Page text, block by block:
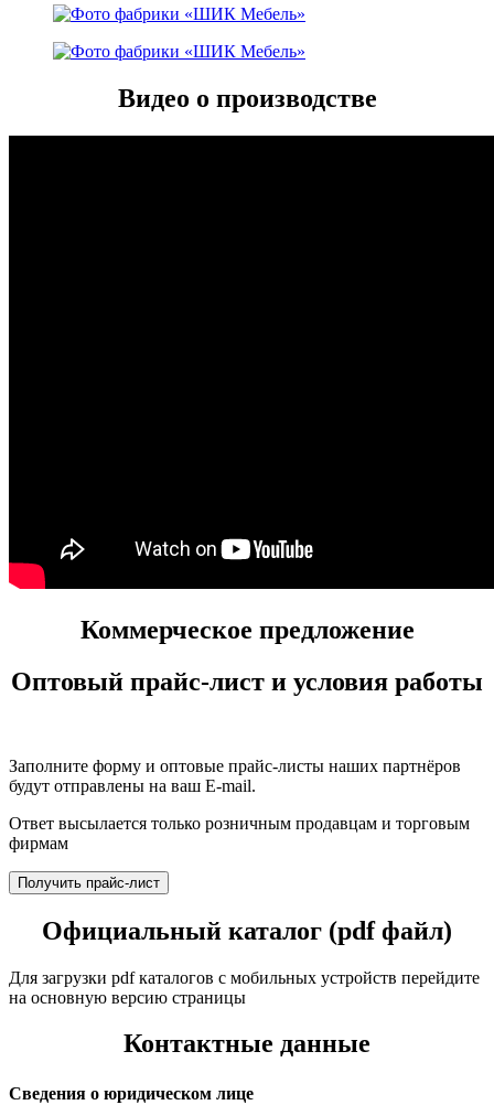
Видео о производстве
Коммерческое предложение
Оптовый прайс-лист и условия работы
Заполните форму и оптовые прайс-листы наших партнёров
будут отправлены на ваш E-mail.
Ответ высылается только розничным продавцам и торговым
фирмам
Получить прайс-лист
Официальный каталог (pdf файл)
Для загрузки pdf каталогов с мобильных устройств перейдите
на основную версию страницы
Контактные данные
Сведения о юридическом лице